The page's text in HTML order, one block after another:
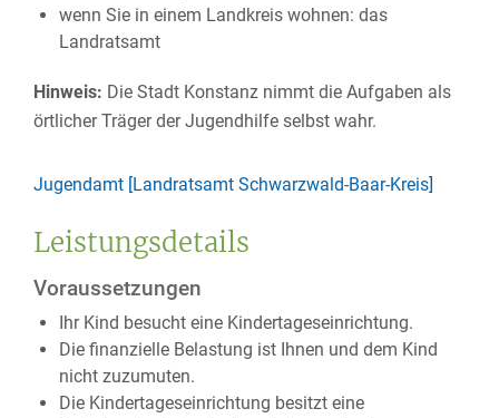
wenn Sie in einem Landkreis wohnen: das
Landratsamt
Hinweis: Die Stadt Konstanz nimmt die Aufgaben als
örtlicher Träger der Jugendhilfe selbst wahr.
Jugendamt [Landratsamt Schwarzwald-Baar-Kreis]
Leistungsdetails
Voraussetzungen
Ihr Kind besucht eine Kindertageseinrichtung.
Die finanzielle Belastung ist Ihnen und dem Kind
nicht zuzumuten.
Die Kindertageseinrichtung besitzt eine